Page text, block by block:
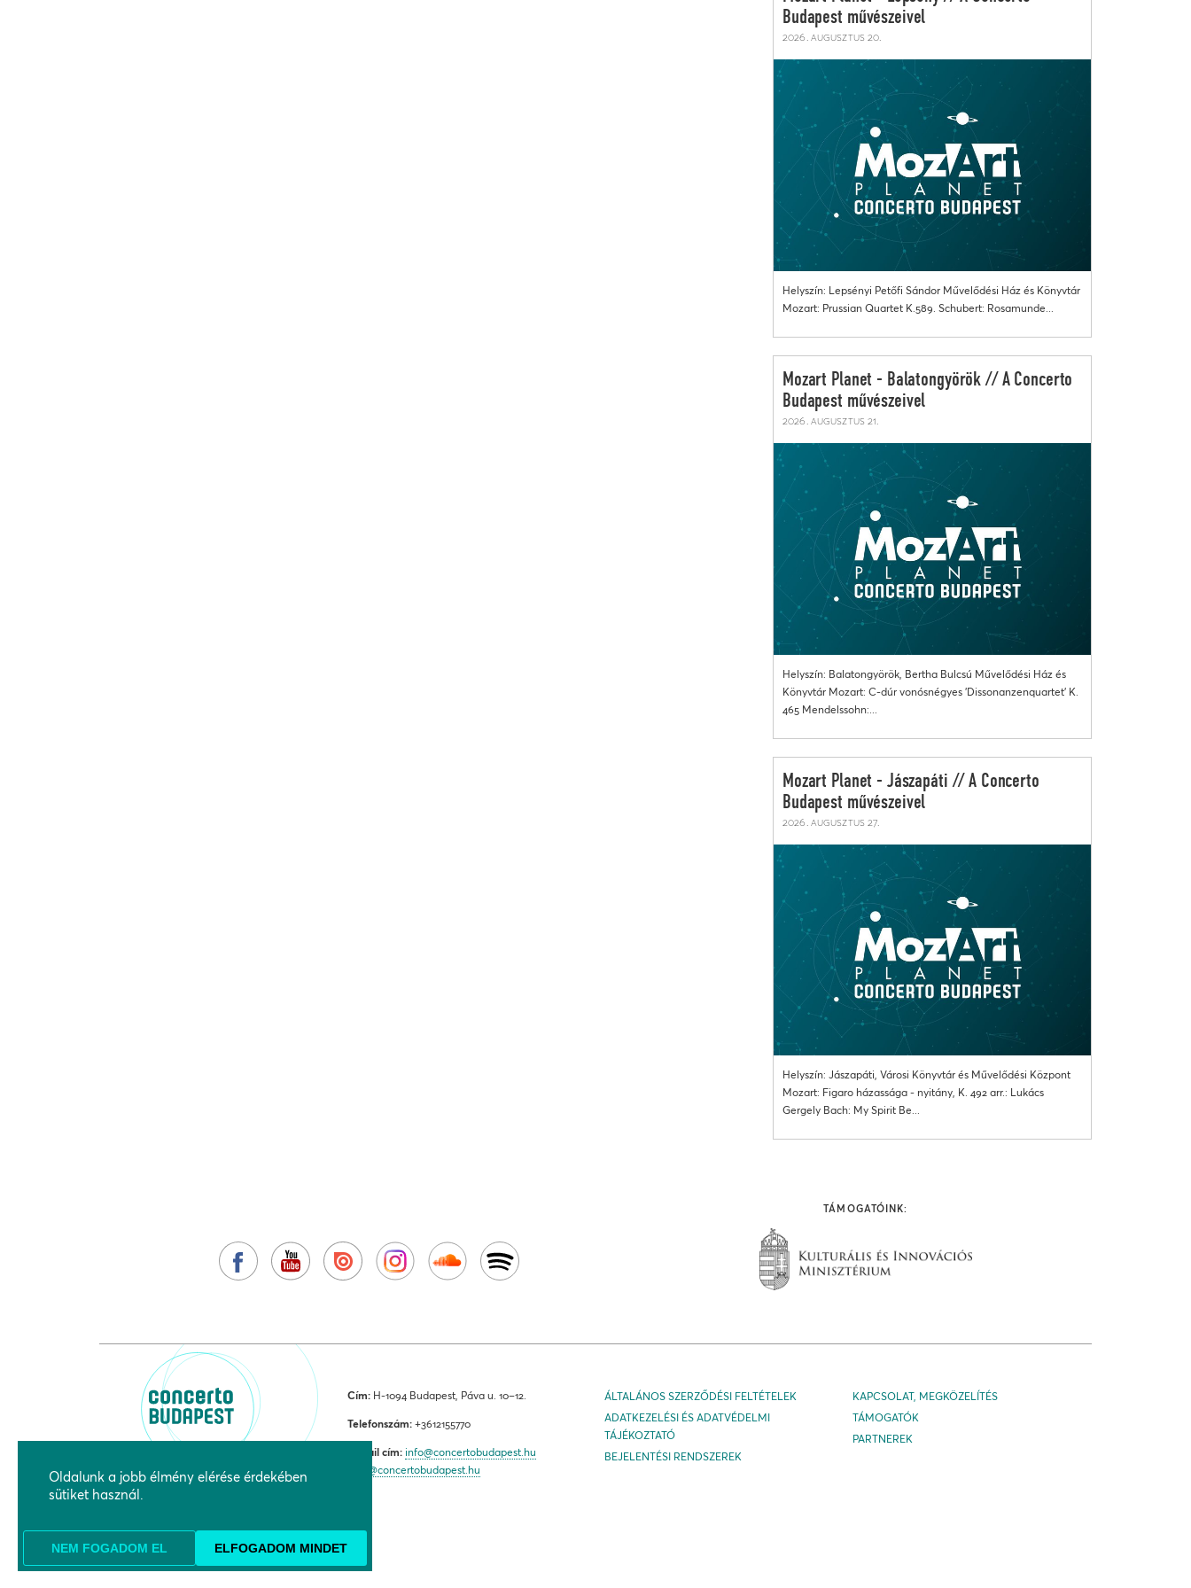
Budapest művészeivel
2026. augusztus 20.
Helyszín: Lepsényi Petőfi Sándor Művelődési Ház és Könyvtár
Mozart: Prussian Quartet K.589. Schubert: Rosamunde...
Mozart Planet - Balatongyörök // A Concerto
Budapest művészeivel
2026. augusztus 21.
Helyszín: Balatongyörök, Bertha Bulcsú Művelődési Ház és
Könyvtár Mozart: C-dúr vonósnégyes 'Dissonanzenquartet' K.
465 Mendelssohn:...
Mozart Planet - Jászapáti // A Concerto
Budapest művészeivel
2026. augusztus 27.
Helyszín: Jászapáti, Városi Könyvtár és Művelődési Központ
Mozart: Figaro házassága - nyitány, K. 492 arr.: Lukács
Gergely Bach: My Spirit Be...
TÁMOGATÓINK:
Cím: H-1094 Budapest, Páva u. 10–12.
Telefonszám: +3612155770
E-mail cím: info@concertobudapest.hu
jegy@concertobudapest.hu
ÁLTALÁNOS SZERZŐDÉSI FELTÉTELEK
ADATKEZELÉSI ÉS ADATVÉDELMI
TÁJÉKOZTATÓ
BEJELENTÉSI RENDSZEREK
KAPCSOLAT, MEGKÖZELÍTÉS
TÁMOGATÓK
PARTNEREK
Oldalunk a jobb élmény elérése érdekében
sütiket használ.
NEM FOGADOM EL ELFOGADOM MINDET